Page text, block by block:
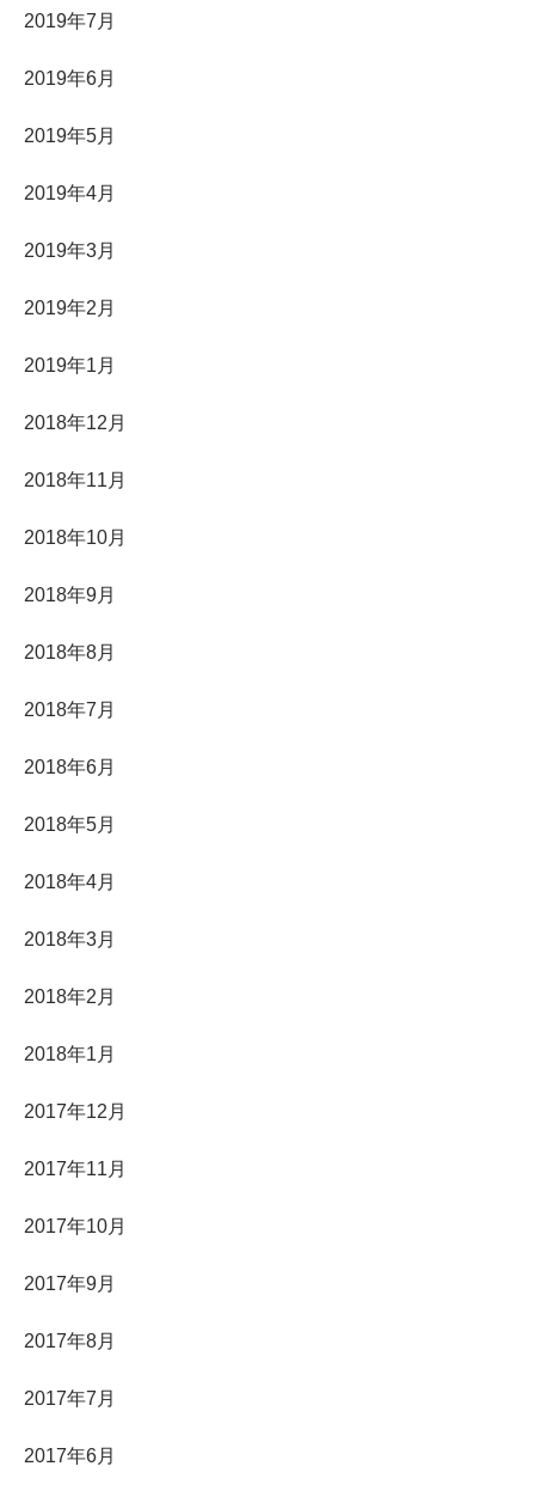
2019年7月
2019年6月
2019年5月
2019年4月
2019年3月
2019年2月
2019年1月
2018年12月
2018年11月
2018年10月
2018年9月
2018年8月
2018年7月
2018年6月
2018年5月
2018年4月
2018年3月
2018年2月
2018年1月
2017年12月
2017年11月
2017年10月
2017年9月
2017年8月
2017年7月
2017年6月